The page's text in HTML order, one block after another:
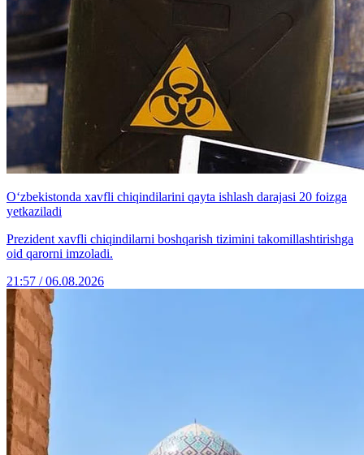
O‘zbekistonda xavfli chiqindilarini qayta ishlash darajasi 20 foizga
yetkaziladi
Prezident xavfli chiqindilarni boshqarish tizimini takomillashtirishga
oid qarorni imzoladi.
21:57 / 06.08.2026